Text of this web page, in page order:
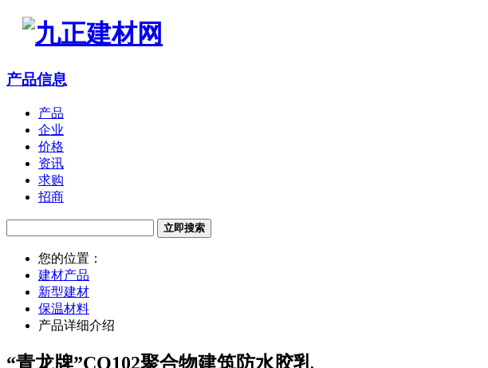
产品信息
产品
企业
价格
资讯
求购
招商
立即搜索
您的位置：
建材产品
新型建材
保温材料
产品详细介绍
“青龙牌”CQ102聚合物建筑防水胶乳